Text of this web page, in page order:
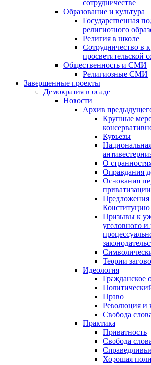
сотрудничестве
Образование и культура
Государственная
религиозного
Религия в школе
Сотрудничество в
просветительской
Общественность и СМИ
Религиозные СМИ
Завершенные проекты
Демократия в осаде
Новости
Архив
Крупные
Курьезы
О
Оправдания
Основания
приватизации
Предложения
Конституцию
Призывы к
уголовного и
Теории
Идеология
Гражданское
Право
Революция и
Свобода
Практика
Приватность
Свобода
Хорошая